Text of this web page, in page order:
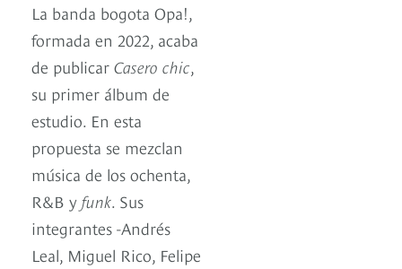
La banda bogota Opa!,
formada en 2022, acaba
de publicar Casero chic,
su primer álbum de
estudio. En esta
propuesta se mezclan
música de los ochenta,
R&B y funk. Sus
integrantes -Andrés
Leal, Miguel Rico, Felipe